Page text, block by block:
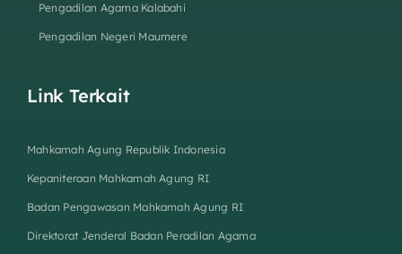
Pengadilan Agama Kalabahi
Pengadilan Negeri Maumere
Link Terkait
Mahkamah Agung Republik Indonesia
Kepaniteraan Mahkamah Agung RI
Badan Pengawasan Mahkamah Agung RI
Direktorat Jenderal Badan Peradilan Agama